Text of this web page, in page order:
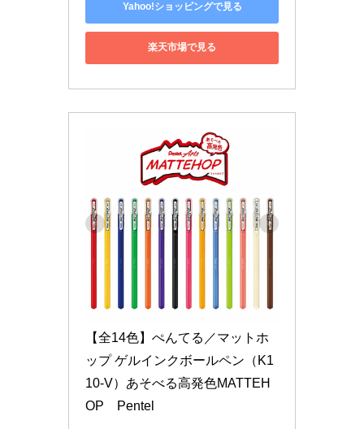
Yahoo!ショッピングで見る
楽天市場で見る
【全14色】ぺんてる／マットホ
ップ ゲルインクボールペン（K1
10-V）あそべる高発色MATTEH
OP　Pentel